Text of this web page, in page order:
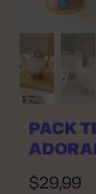
PACK
$29,99